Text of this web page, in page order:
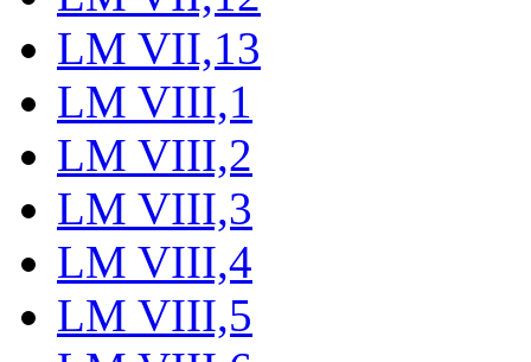
LM VII,13
LM VIII,1
LM VIII,2
LM VIII,3
LM VIII,4
LM VIII,5